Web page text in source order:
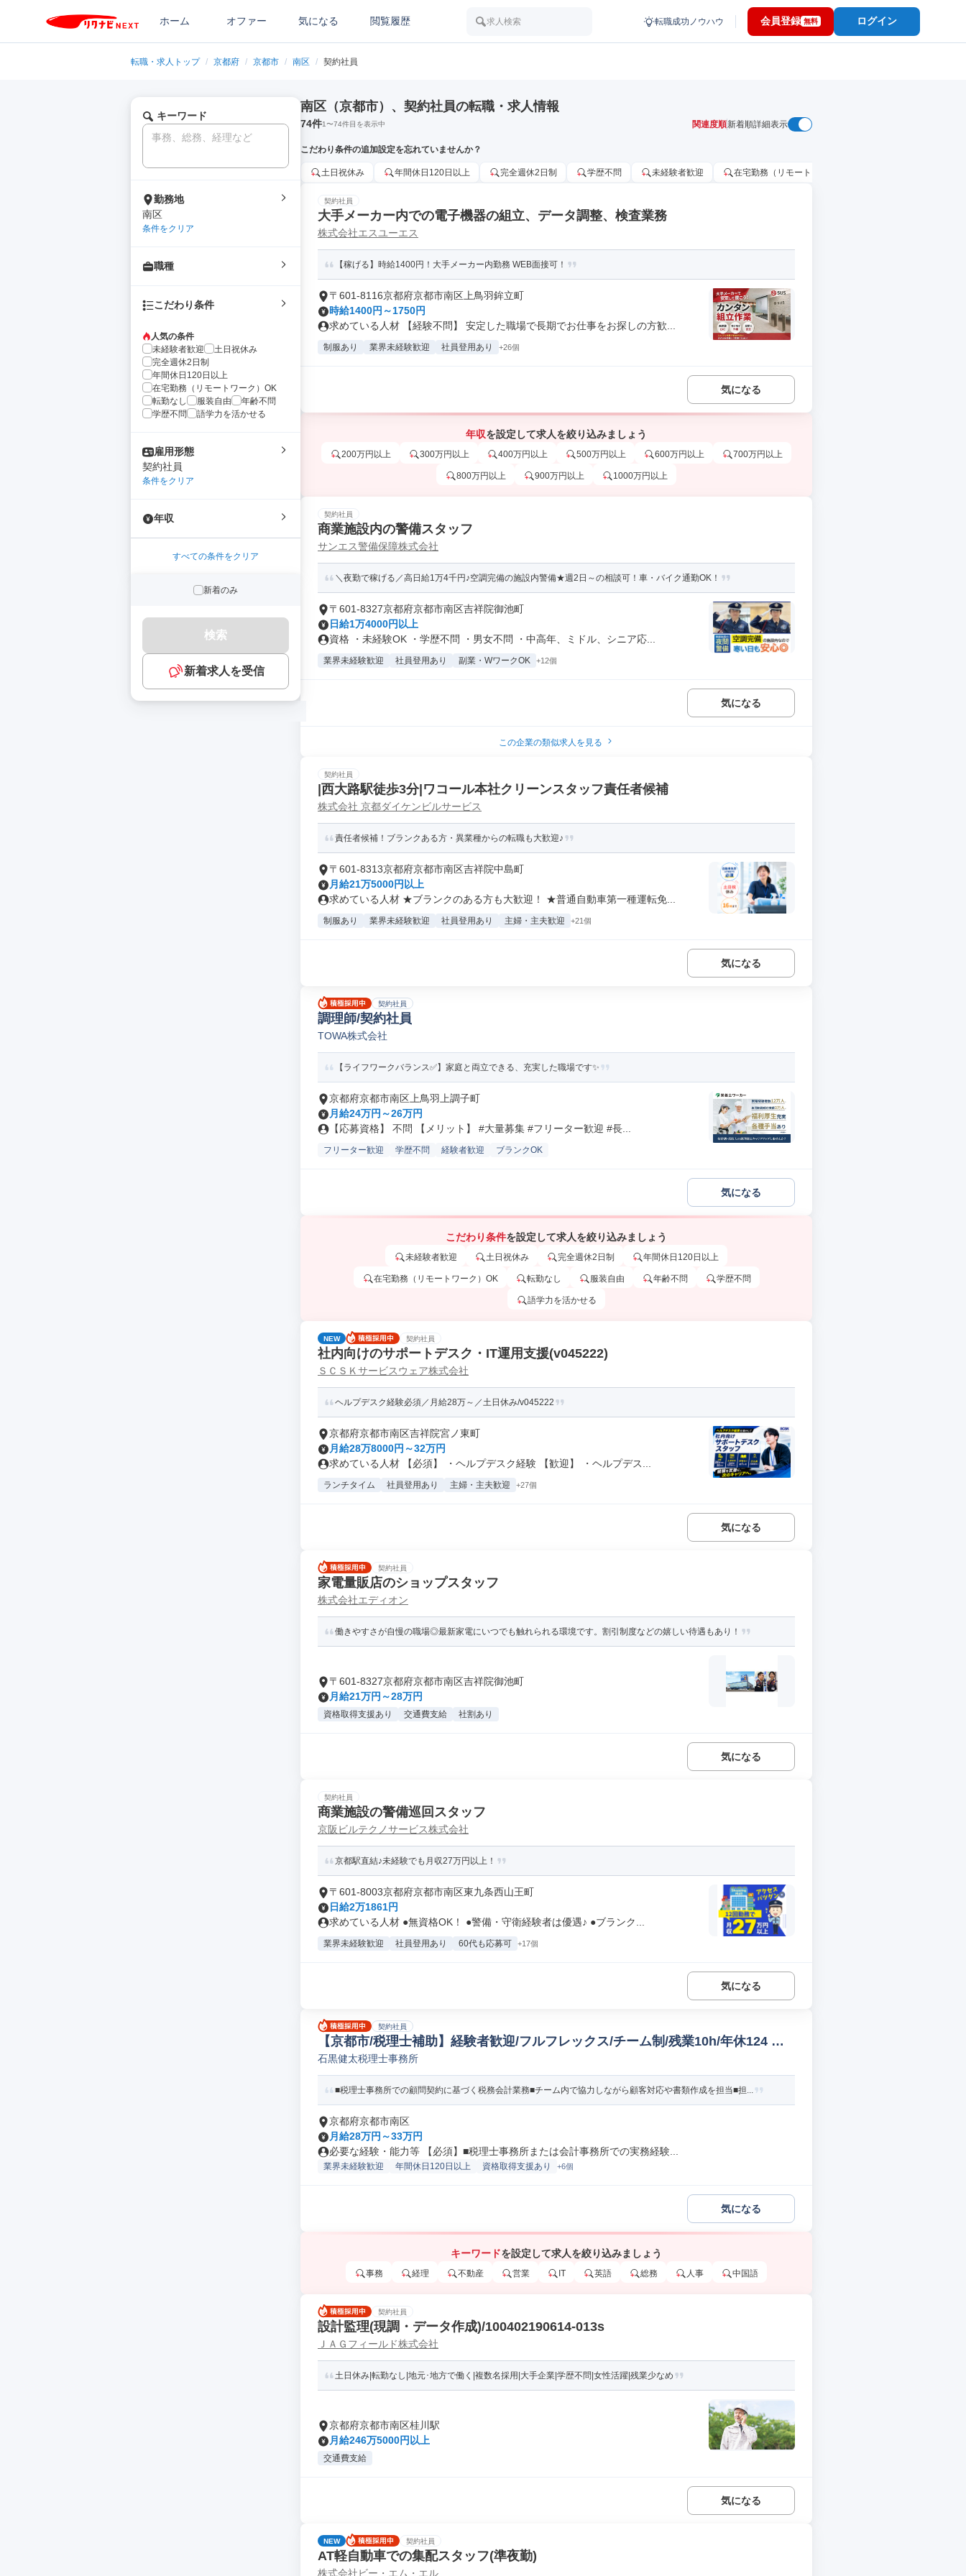
ホーム オファー 気になる 閲覧履歴 求人検索 転職成功ノウハウ 会員登録 無料 ログイン
転職・求人トップ / 京都府 / 京都市 / 南区 / 契約社員
キーワード
勤務地
南区
条件をクリア
職種
こだわり条件
人気の条件
未経験者歓迎
土日祝休み
完全週休2日制
年間休日120日以上
在宅勤務（リモートワーク）OK
転勤なし
服装自由
年齢不問
学歴不問
語学力を活かせる
雇用形態
契約社員
条件をクリア
年収
すべての条件をクリア
新着のみ
検索
新着求人を受信
南区（京都市）、契約社員の転職・求人情報
74件1〜74件目を表示中 関連度順新着順詳細表示
こだわり条件の追加設定を忘れていませんか？
土日祝休み 年間休日120日以上 完全週休2日制 学歴不問 未経験者歓迎 在宅勤務（リモートワーク）OK
契約社員
大手メーカー内での電子機器の組立、データ調整、検査業務
株式会社エスユーエス
【稼げる】時給1400円！大手メーカー内勤務 WEB面接可！
〒601-8116京都府京都市南区上鳥羽鉾立町
時給1400円～1750円
求めている人材 【経験不問】 安定した職場で長期でお仕事をお探しの方歓...
制服あり 業界未経験歓迎 社員登用あり +26個
気になる
年収を設定して求人を絞り込みましょう
200万円以上 300万円以上 400万円以上 500万円以上 600万円以上 700万円以上
800万円以上 900万円以上 1000万円以上
契約社員
商業施設内の警備スタッフ
サンエス警備保障株式会社
＼夜勤で稼げる／高日給1万4千円♪空調完備の施設内警備★週2日～の相談可！車・バイク通勤OK！
〒601-8327京都府京都市南区吉祥院御池町
日給1万4000円以上
資格 ・未経験OK ・学歴不問 ・男女不問 ・中高年、ミドル、シニア応...
業界未経験歓迎 社員登用あり 副業・WワークOK +12個
気になる
この企業の類似求人を見る
契約社員
|西大路駅徒歩3分|ワコール本社クリーンスタッフ責任者候補
株式会社 京都ダイケンビルサービス
責任者候補！ブランクある方・異業種からの転職も大歓迎♪
〒601-8313京都府京都市南区吉祥院中島町
月給21万5000円以上
求めている人材 ★ブランクのある方も大歓迎！ ★普通自動車第一種運転免...
制服あり 業界未経験歓迎 社員登用あり 主婦・主夫歓迎 +21個
気になる
契約社員
調理師/契約社員
TOWA株式会社
【ライフワークバランス✅️】家庭と両立できる、充実した職場です✨
京都府京都市南区上鳥羽上調子町
月給24万円～26万円
【応募資格】 不問 【メリット】 #大量募集 #フリーター歓迎 #長...
フリーター歓迎 学歴不問 経験者歓迎 ブランクOK
気になる
こだわり条件を設定して求人を絞り込みましょう
未経験者歓迎 土日祝休み 完全週休2日制 年間休日120日以上
在宅勤務（リモートワーク）OK 転勤なし 服装自由 年齢不問 学歴不問
語学力を活かせる
NEW 契約社員
社内向けのサポートデスク・IT運用支援(v045222)
ＳＣＳＫサービスウェア株式会社
ヘルプデスク経験必須／月給28万～／土日休み/v045222
京都府京都市南区吉祥院宮ノ東町
月給28万8000円～32万円
求めている人材 【必須】 ・ヘルプデスク経験 【歓迎】 ・ヘルプデス...
ランチタイム 社員登用あり 主婦・主夫歓迎 +27個
気になる
契約社員
家電量販店のショップスタッフ
株式会社エディオン
働きやすさが自慢の職場◎最新家電にいつでも触れられる環境です。割引制度などの嬉しい待遇もあり！
〒601-8327京都府京都市南区吉祥院御池町
月給21万円～28万円
資格取得支援あり 交通費支給 社割あり
気になる
契約社員
商業施設の警備巡回スタッフ
京阪ビルテクノサービス株式会社
京都駅直結♪未経験でも月収27万円以上！
〒601-8003京都府京都市南区東九条西山王町
日給2万1861円
求めている人材 ●無資格OK！ ●警備・守衛経験者は優遇♪ ●ブランク...
業界未経験歓迎 社員登用あり 60代も応募可 +17個
気になる
契約社員
【京都市/税理士補助】経験者歓迎/フルフレックス/チーム制/残業10h/年休124 税
理士
石黒健太税理士事務所
■税理士事務所での顧問契約に基づく税務会計業務■チーム内で協力しながら顧客対応や書類作成を担当■担...
京都府京都市南区
月給28万円～33万円
必要な経験・能力等 【必須】■税理士事務所または会計事務所での実務経験...
業界未経験歓迎 年間休日120日以上 資格取得支援あり +6個
気になる
キーワードを設定して求人を絞り込みましょう
事務 経理 不動産 営業 IT 英語 総務 人事 中国語
契約社員
設計監理(現調・データ作成)/100402190614-013s
ＪＡＧフィールド株式会社
土日休み|転勤なし|地元･地方で働く|複数名採用|大手企業|学歴不問|女性活躍|残業少なめ
京都府京都市南区桂川駅
月給246万5000円以上
交通費支給
気になる
NEW 契約社員
AT軽自動車での集配スタッフ(準夜勤)
株式会社ビー・エム・エル